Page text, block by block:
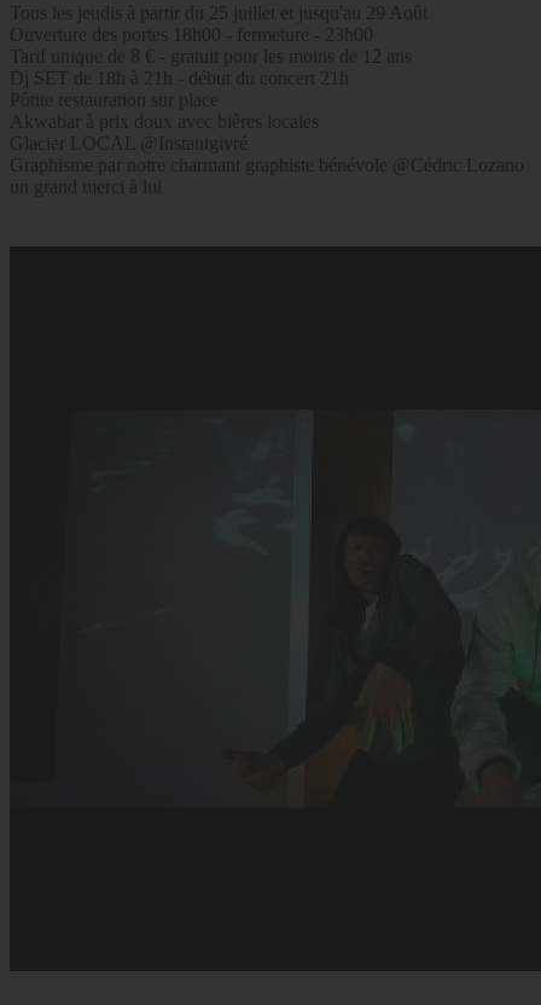
Tous les jeudis à partir du 25 juillet et jusqu'au 29 Août
Ouverture des portes 18h00 - fermeture - 23h00
Tarif unique de 8 € - gratuit pour les moins de 12 ans
Dj SET de 18h à 21h - début du concert 21h
Pôtite restauration sur place
Akwabar à prix doux avec bières locales
Glacier LOCAL @Instantgivré
Graphisme par notre charmant graphiste bénévole @Cédric Lozano
un grand merci à lui